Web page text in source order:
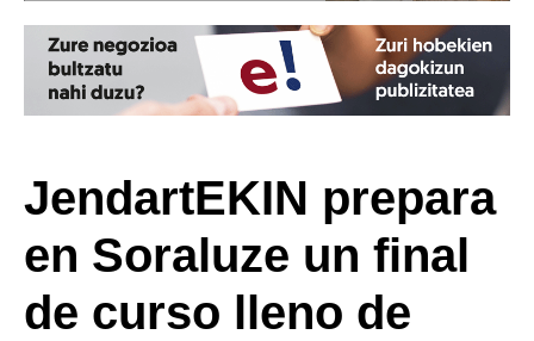
JendartEKIN prepara
en Soraluze un final
de curso lleno de